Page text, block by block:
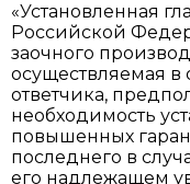
«Установленная
Российской
заочного
осуществляемая в
ответчика,
необходимость
повышенных
последнего в
его надлежащем